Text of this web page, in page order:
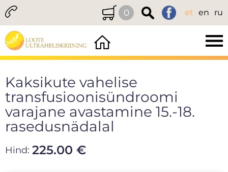
0 et en ru
Kaksikute vahelise
transfusioonisündroomi
varajane avastamine 15.-18.
rasedusnädalal
Hind: 225.00 €